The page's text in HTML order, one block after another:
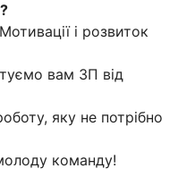
і розвиток
вам ЗП від
яку не потрібно
команду!